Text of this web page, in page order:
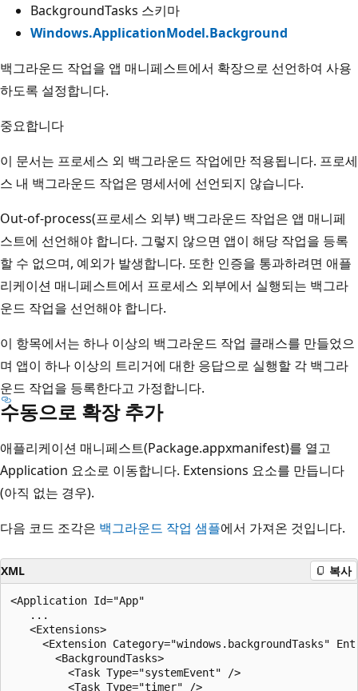
BackgroundTasks 스키마
Windows.ApplicationModel.Background
백그라운드 작업을 앱 매니페스트에서 확장으로 선언하여 사용
하도록 설정합니다.
중요합니다
이 문서는 프로세스 외 백그라운드 작업에만 적용됩니다. 프로세
스 내 백그라운드 작업은 명세서에 선언되지 않습니다.
Out-of-process(프로세스 외부) 백그라운드 작업은 앱 매니페
스트에 선언해야 합니다. 그렇지 않으면 앱이 해당 작업을 등록
할 수 없으며, 예외가 발생합니다. 또한 인증을 통과하려면 애플
리케이션 매니페스트에서 프로세스 외부에서 실행되는 백그라
운드 작업을 선언해야 합니다.
이 항목에서는 하나 이상의 백그라운드 작업 클래스를 만들었으
며 앱이 하나 이상의 트리거에 대한 응답으로 실행할 각 백그라
운드 작업을 등록한다고 가정합니다.
수동으로 확장 추가
애플리케이션 매니페스트(Package.appxmanifest)를 열고
Application 요소로 이동합니다. Extensions 요소를 만듭니다
(아직 없는 경우).
다음 코드 조각은 백그라운드 작업 샘플에서 가져온 것입니다.
XML 복사
<Application Id="App"
   ...
   <Extensions>
<Extension Category="windows.backgroundTasks"
       <BackgroundTasks>
         <Task Type="systemEvent" />
         <Task Type="timer" />